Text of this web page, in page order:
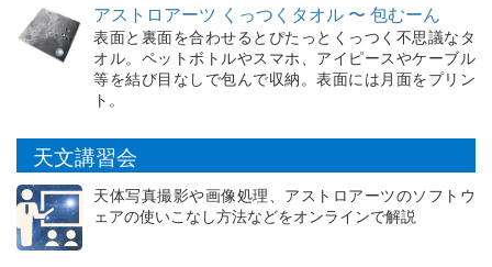
アストロアーツ くっつくタオル 〜 包むーん
表面と裏面を合わせるとぴたっとくっつく不思議なタ
オル。ペットボトルやスマホ、アイピースやケーブル
等を結び目なしで包んで収納。表面には月面をプリン
ト。
天文講習会
天体写真撮影や画像処理、アストロアーツのソフトウ
ェアの使いこなし方法などをオンラインで解説